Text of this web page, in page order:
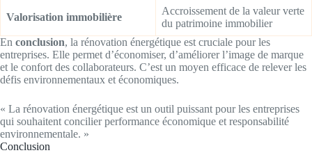
Valorisation immobilière
Accroissement de la valeur verte
du patrimoine immobilier
En conclusion, la rénovation énergétique est cruciale pour les
entreprises. Elle permet d’économiser, d’améliorer l’image de marque
et le confort des collaborateurs. C’est un moyen efficace de relever les
défis environnementaux et économiques.
« La rénovation énergétique est un outil puissant pour les entreprises
qui souhaitent concilier performance économique et responsabilité
environnementale. »
Conclusion